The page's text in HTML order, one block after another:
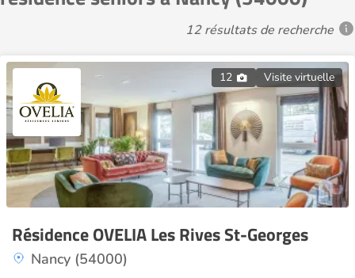
12 résultats de recherche
12 Visite virtuelle
Résidence OVELIA Les Rives St-Georges
Nancy (54000)